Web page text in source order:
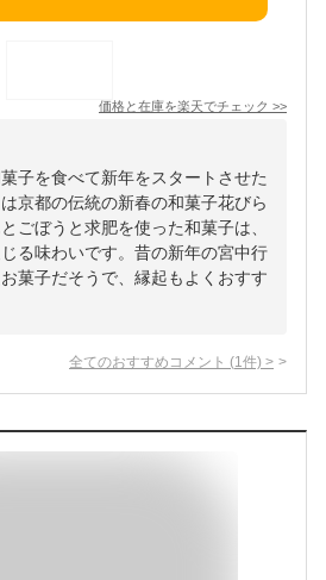
価格と在庫を楽天でチェック >>
子を食べて新年をスタートさせた
京都の伝統の新春の和菓子花びら
ごぼうと求肥を使った和菓子は、
る味わいです。昔の新年の宮中行
菓子だそうで、縁起もよくおすす
全てのおすすめコメント (1 件) >